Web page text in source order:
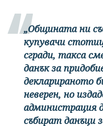
„Общината ни
купувачи
сгради, такса
данък за
декларираното
неверен, но
администрация
събират данъци